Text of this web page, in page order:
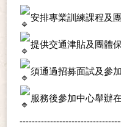
安排專業訓練課程及
提供交通津貼及團體保
須通過招募面試及參
服務後參加中心舉辦